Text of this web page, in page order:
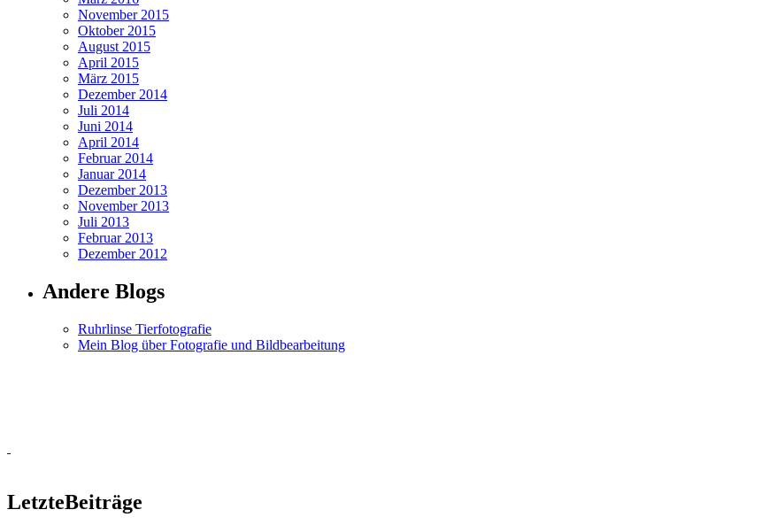
November 2015
Oktober 2015
August 2015
April 2015
März 2015
Dezember 2014
Juli 2014
Juni 2014
April 2014
Februar 2014
Januar 2014
Dezember 2013
November 2013
Juli 2013
Februar 2013
Dezember 2012
Andere Blogs
Ruhrlinse Tierfotografie
Mein Blog über Fotografie und Bildbearbeitung
LetzteBeiträge